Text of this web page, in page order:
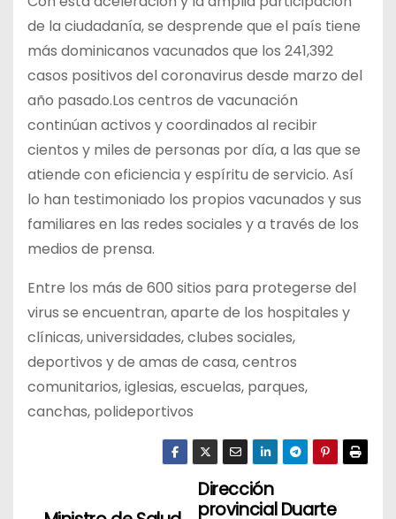
de la ciudadanía, se desprende que el país tiene
más dominicanos vacunados que los 241,392
casos positivos del coronavirus desde marzo del
año pasado.Los centros de vacunación
continúan activos y coordinados al recibir
cientos y miles de personas por día, a las que se
atiende con eficiencia y espíritu de servicio. Así
lo han testimoniado los propios vacunados y sus
familiares en las redes sociales y a través de los
medios de prensa.
Entre los más de 600 sitios para protegerse del
virus se encuentran, aparte de los hospitales y
clínicas, universidades, clubes sociales,
deportivos y de amas de casa, centros
comunitarios, iglesias, escuelas, parques,
canchas, polideportivos
Dirección
provincial Duarte